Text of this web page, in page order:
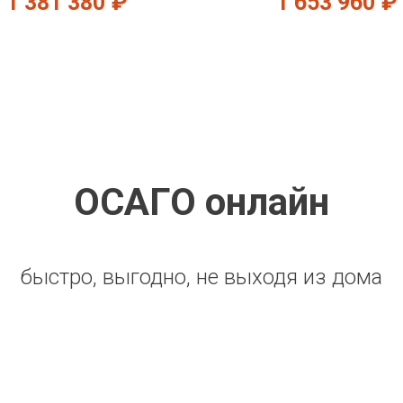
ОСАГО онлайн
быстро, выгодно, не выходя из дома